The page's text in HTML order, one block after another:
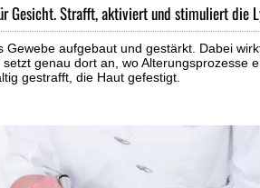
Gesicht. Strafft, aktiviert und stimuliert die
Gewebe aufgebaut und gestärkt. Dabei
genau dort an, wo Alterungsprozesse
gestrafft, die Haut gefestigt.